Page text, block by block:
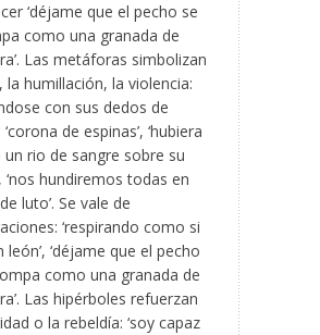
‘déjame que el pecho se
como una granada de
Las metáforas simbolizan
la humillación, la violencia:
con sus dedos de
‘corona de espinas’, ‘hubiera
rio de sangre sobre su
‘nos hundiremos todas en
luto’. Se vale de
‘respirando como si
león’, ‘déjame que el pecho
como una granada de
Las hipérboles refuerzan
o la rebeldía: ‘soy capaz